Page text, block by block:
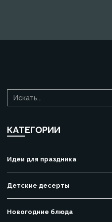
КАТЕГОРИИ
Идеи для праздника
Детские десерты
Новогодние блюда